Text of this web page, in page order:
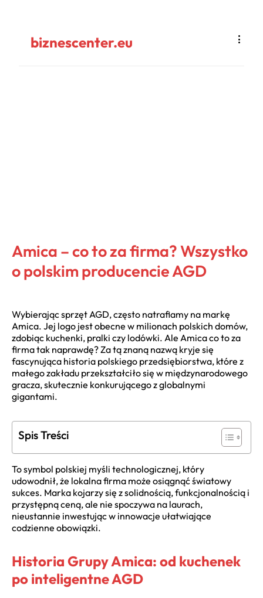
biznescenter.eu
Amica – co to za firma? Wszystko
o polskim producencie AGD
Wybierając sprzęt AGD, często natrafiamy na markę
Amica. Jej logo jest obecne w milionach polskich domów,
zdobiąc kuchenki, pralki czy lodówki. Ale Amica co to za
firma tak naprawdę? Za tą znaną nazwą kryje się
fascynująca historia polskiego przedsiębiorstwa, które z
małego zakładu przekształciło się w międzynarodowego
gracza, skutecznie konkurującego z globalnymi
gigantami.
Spis Treści
To symbol polskiej myśli technologicznej, który
udowodnił, że lokalna firma może osiągnąć światowy
sukces. Marka kojarzy się z solidnością, funkcjonalnością i
przystępną ceną, ale nie spoczywa na laurach,
nieustannie inwestując w innowacje ułatwiające
codzienne obowiązki.
Historia Grupy Amica: od kuchenek
po inteligentne AGD